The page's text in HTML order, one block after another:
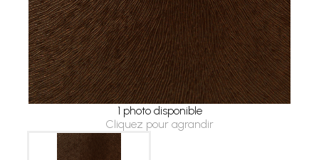
1 photo disponible
Cliquez pour agrandir